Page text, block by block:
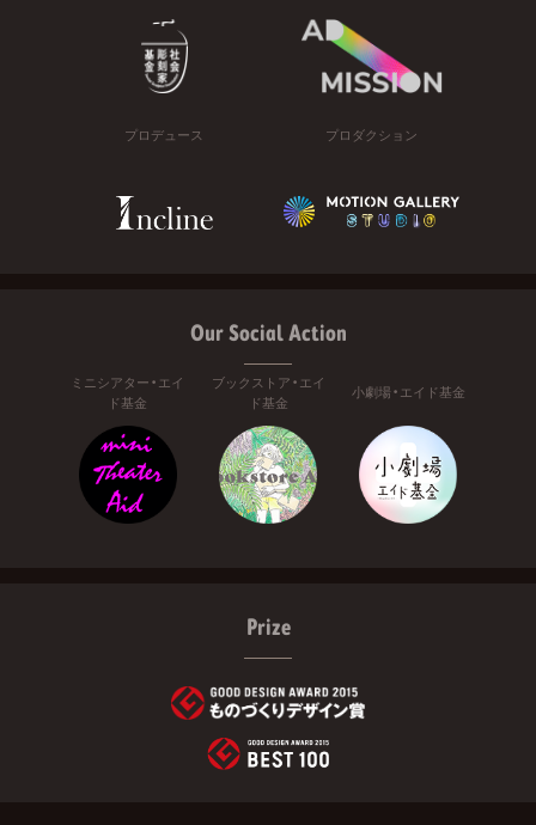
プロデュース プロダクション
Our Social Action
ミニシアター・エイ
ド基金
ブックストア・エイ
ド基金
小劇場・エイド基金
Prize